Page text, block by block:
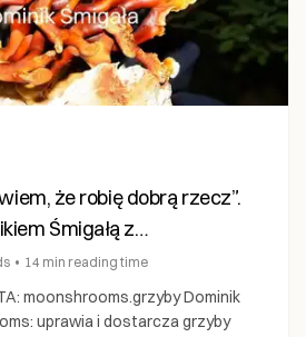
że robię dobrą rzecz”.
Śmigałą z
• 14 min reading time
moonshrooms.grzyby Dominik
uprawia i dostarcza grzyby